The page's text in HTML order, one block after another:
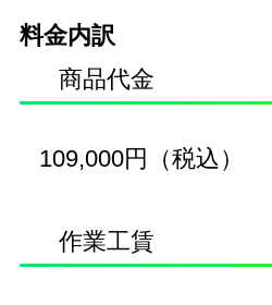
料金内訳
商品代金
109,000円（税込）
作業工賃